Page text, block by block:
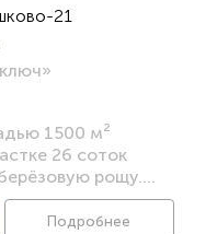
21
1500 м²
26 соток
рощу....
Подробнее